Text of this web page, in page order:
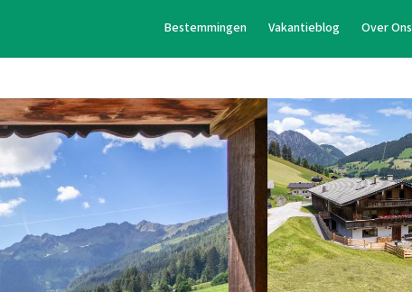
Bestemmingen Vakantieblog Over Ons